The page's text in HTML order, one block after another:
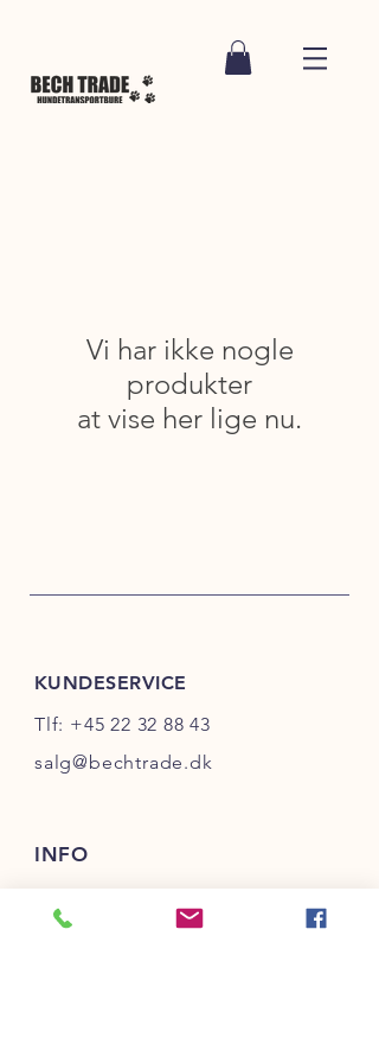
Vi har ikke nogle
produkter
at vise her lige nu.
KUNDESERVICE
Tlf: +45 22 32 88 43
salg@bechtrade.dk
INFO
Salg- & Leveringsbetingelser